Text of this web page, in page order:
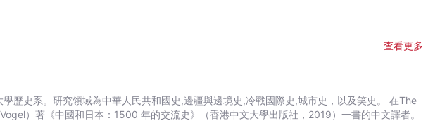
查看更多
系。研究領域為中華人民共和國史,邊疆與邊境史,冷戰國際史,城市史，以及笑史。 在The
）著《中國和日本：1500 年的交流史》（香港中文大學出版社，2019）一書的中文譯者。